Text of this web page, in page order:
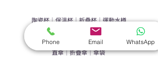
陶瓷杯｜保溫杯｜折疊杯｜運動水樽
直傘｜折疊傘｜傘袋
Phone Email WhatsApp